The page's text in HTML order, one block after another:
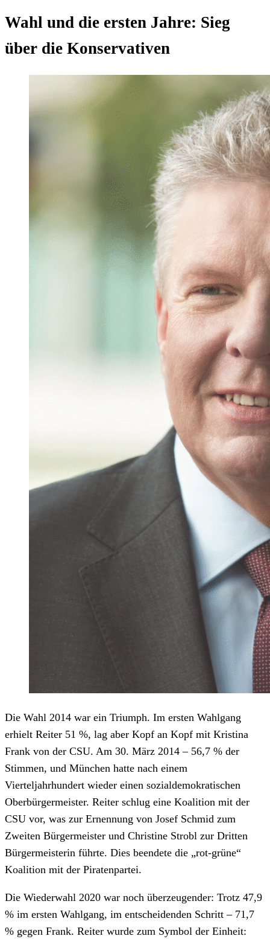
Wahl und die ersten Jahre: Sieg
über die Konservativen
Die Wahl 2014 war ein Triumph. Im ersten Wahlgang
erhielt Reiter 51 %, lag aber Kopf an Kopf mit Kristina
Frank von der CSU. Am 30. März 2014 – 56,7 % der
Stimmen, und München hatte nach einem
Vierteljahrhundert wieder einen sozialdemokratischen
Oberbürgermeister. Reiter schlug eine Koalition mit der
CSU vor, was zur Ernennung von Josef Schmid zum
Zweiten Bürgermeister und Christine Strobl zur Dritten
Bürgermeisterin führte. Dies beendete die „rot-grüne“
Koalition mit der Piratenpartei.
Die Wiederwahl 2020 war noch überzeugender: Trotz 47,9
% im ersten Wahlgang, im entscheidenden Schritt – 71,7
% gegen Frank. Reiter wurde zum Symbol der Einheit: